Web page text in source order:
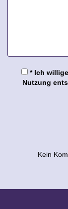
* Ich
Nutzung
Kein